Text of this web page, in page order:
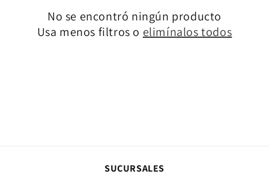
No se encontró ningún producto
Usa menos filtros o elimínalos todos
SUCURSALES